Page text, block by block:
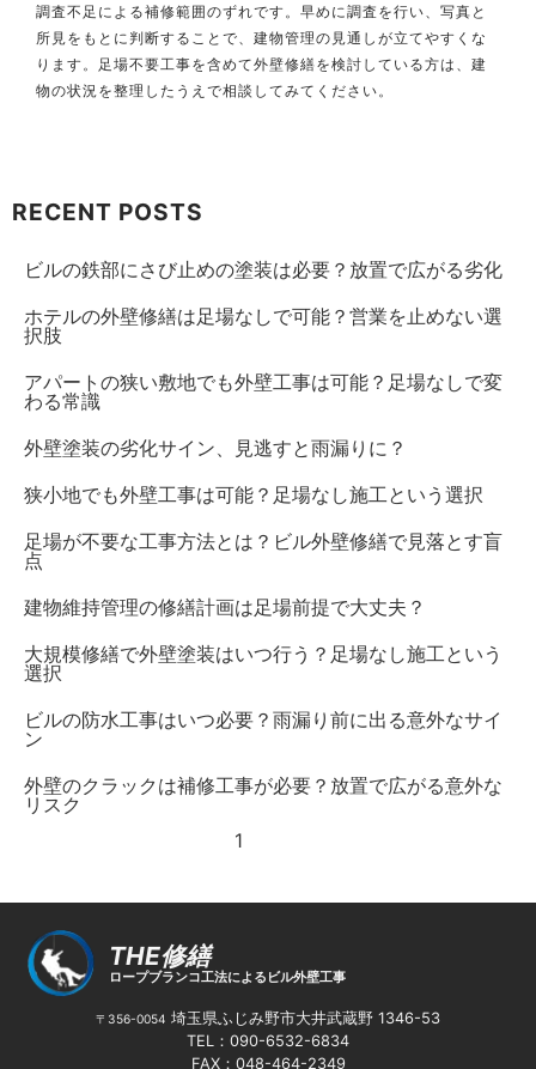
調査不足による補修範囲のずれです。早めに調査を行い、写真と
所見をもとに判断することで、建物管理の見通しが立てやすくな
ります。足場不要工事を含めて外壁修繕を検討している方は、建
物の状況を整理したうえで相談してみてください。
RECENT POSTS
ビルの鉄部にさび止めの塗装は必要？放置で広がる劣化
ホテルの外壁修繕は足場なしで可能？営業を止めない選
択肢
アパートの狭い敷地でも外壁工事は可能？足場なしで変
わる常識
外壁塗装の劣化サイン、見逃すと雨漏りに？
狭小地でも外壁工事は可能？足場なし施工という選択
足場が不要な工事方法とは？ビル外壁修繕で見落とす盲
点
建物維持管理の修繕計画は足場前提で大丈夫？
大規模修繕で外壁塗装はいつ行う？足場なし施工という
選択
ビルの防水工事はいつ必要？雨漏り前に出る意外なサイ
ン
外壁のクラックは補修工事が必要？放置で広がる意外な
リスク
1
THE修繕
ロープブランコ工法によるビル外壁工事
〒356-0054 埼玉県ふじみ野市大井武蔵野 1346-53
TEL：090-6532-6834
FAX：048-464-2349